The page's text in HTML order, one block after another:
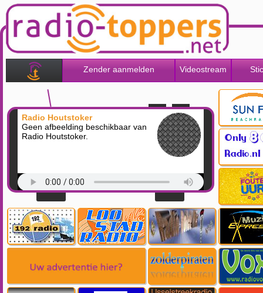
Zender aanmelden Videostream
Radio Houtstoker
Geen afbeelding beschikbaar van
Radio Houtstoker.